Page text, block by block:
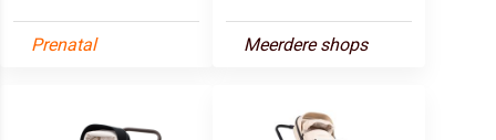
Prenatal Meerdere shops